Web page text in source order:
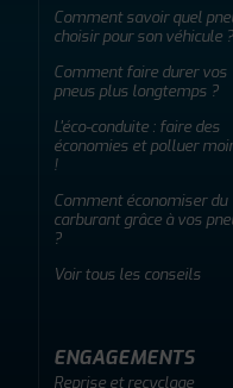
Comment savoir quel
choisir pour son véhicule ?
Comment faire durer vos
pneus plus longtemps ?
L'éco-conduite : faire des
économies et polluer
!
Comment économiser du
carburant grâce à vos
?
Voir tous les conseils
ENGAGEMENTS
Reprise et recyclage